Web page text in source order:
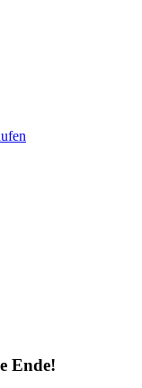
Ende!